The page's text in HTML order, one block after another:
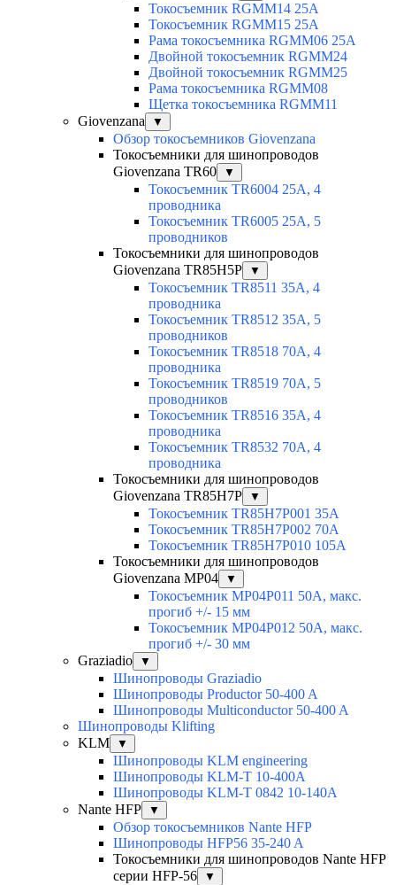
Токосъемник RGMM14 25А
Токосъемник RGMM15 25А
Рама токосъемника RGMM06 25А
Двойной токосъемник RGMM24
Двойной токосъемник RGMM25
Рама токосъемника RGMM08
Щетка токосъемника RGMM11
Giovenzana
▼
Обзор токосъемников Giovenzana
Токосъемники для шинопроводов
Giovenzana TR60
▼
Токосъемник TR6004 25A, 4
проводника
Токосъемник TR6005 25A, 5
проводников
Токосъемники для шинопроводов
Giovenzana TR85H5P
▼
Токосъемник TR8511 35A, 4
проводника
Токосъемник TR8512 35A, 5
проводников
Токосъемник TR8518 70A, 4
проводника
Токосъемник TR8519 70A, 5
проводников
Токосъемник TR8516 35A, 4
проводника
Токосъемник TR8532 70A, 4
проводника
Токосъемники для шинопроводов
Giovenzana TR85H7P
▼
Токосъемник TR85H7P001 35A
Токосъемник TR85H7P002 70A
Токосъемник TR85H7P010 105A
Токосъемники для шинопроводов
Giovenzana MP04
▼
Токосъемник MP04P011 50A, макс.
прогиб +/- 15 мм
Токосъемник MP04P012 50A, макс.
прогиб +/- 30 мм
Graziadio
▼
Шинопроводы Graziadio
Шинопроводы Productor 50-400 A
Шинопроводы Multiconductor 50-400 A
Шинопроводы Klifting
KLM
▼
Шинопроводы KLM engineering
Шинопроводы KLM-T 10-400A
Шинопроводы KLM-T 0842 10-140A
Nante HFP
▼
Обзор токосъемников Nante HFP
Шинопроводы HFP56 35-240 A
Токосъемники для шинопроводов Nante HFP
серии HFP-56
▼